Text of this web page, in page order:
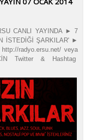
CANLI YAYINDA ► 7
İSTEDİĞİ ŞARKILAR' ►
radyo.ersu.net/ veya
Twitter & Hashtag